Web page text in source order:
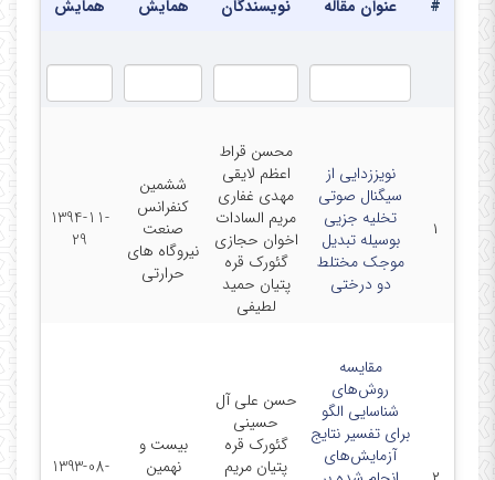
# عنوان مقاله نویسندگان همایش
همایش
۱
نویززدایی از
سیگنال صوتی
تخلیه جزیی
بوسیله تبدیل
موجک مختلط
دو درختی
محسن قراط
اعظم لایقی
مهدی غفاری
مریم السادات
اخوان حجازی
گئورک قره
پتیان حمید
لطیفی
ششمین
کنفرانس
صنعت
نیروگاه های
حرارتی
1394-11-
29
مقایسه
روش‌های
شناسایی الگو
برای تفسیر نتایج
آزمایش‌های
حسن علی آل
حسینی
گئورک قره
پتیان مریم
بیست و
نهمین
1393-08-